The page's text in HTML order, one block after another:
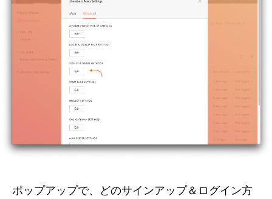
ポップアップで、どのサインアップ＆ログイン方